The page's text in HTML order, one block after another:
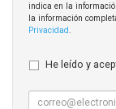
indica en la
la información
Privacidad
He leído y